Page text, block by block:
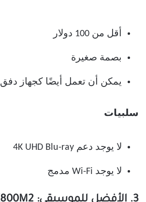
أقل من 100 دولار
بصمة صغيرة
يمكن أن تعمل أيضًا كجهاز دفق
سلبيات
لا يوجد دعم 4K UHD Blu-ray
لا يوجد Wi-Fi مدمج